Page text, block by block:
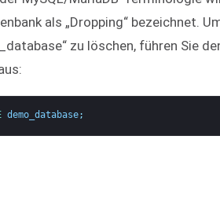
als „Dropping“ bezeichnet.
zu löschen, führen Sie
demo_database;